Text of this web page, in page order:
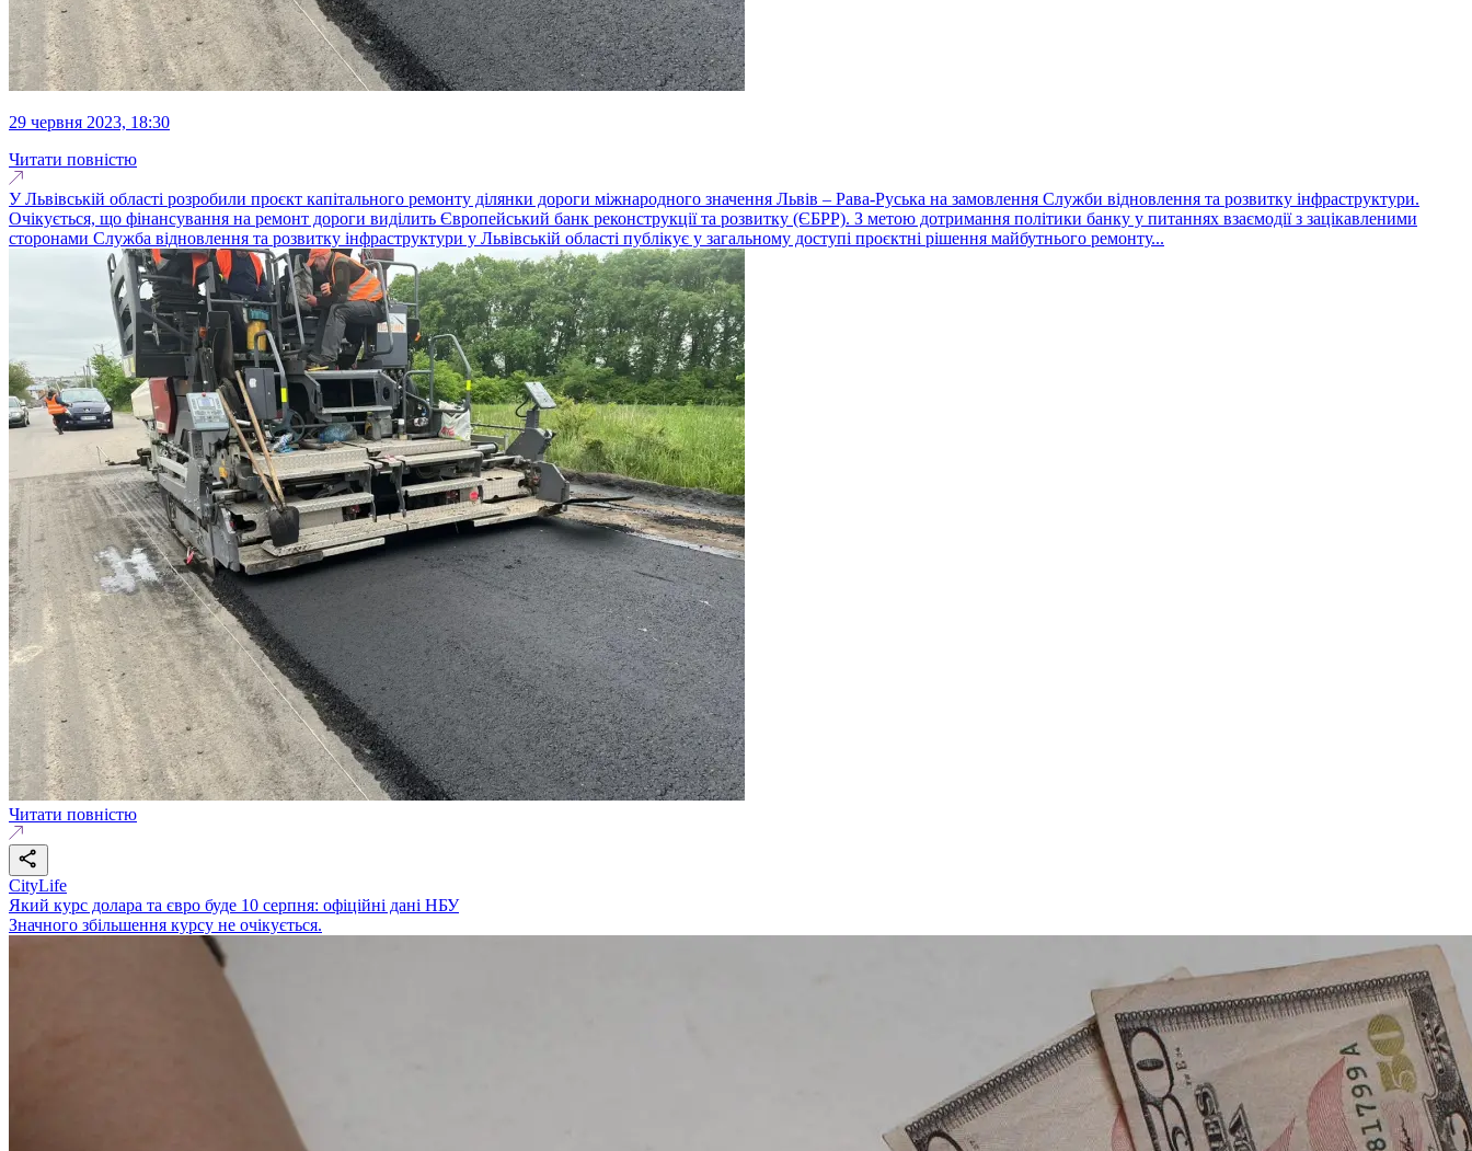
29 червня 2023, 18:30
Читати повністю
У Львівській області розробили проєкт капітального ремонту ділянки дороги міжнародного значення Львів – Рава-Руська на замовлення Служби відновлення та розвитку інфраструктури.
Очікується, що фінансування на ремонт дороги виділить Європейський банк реконструкції та розвитку (ЄБРР). З метою дотримання політики банку у питаннях взаємодії з зацікавленими
сторонами Служба відновлення та розвитку інфраструктури у Львівській області публікує у загальному доступі проєктні рішення майбутнього ремонту...
Читати повністю
CityLife
Який курс долара та євро буде 10 серпня: офіційні дані НБУ
Значного збільшення курсу не очікується.